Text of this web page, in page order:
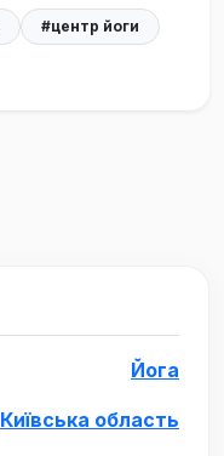
#центр йоги
Йога
Київська область